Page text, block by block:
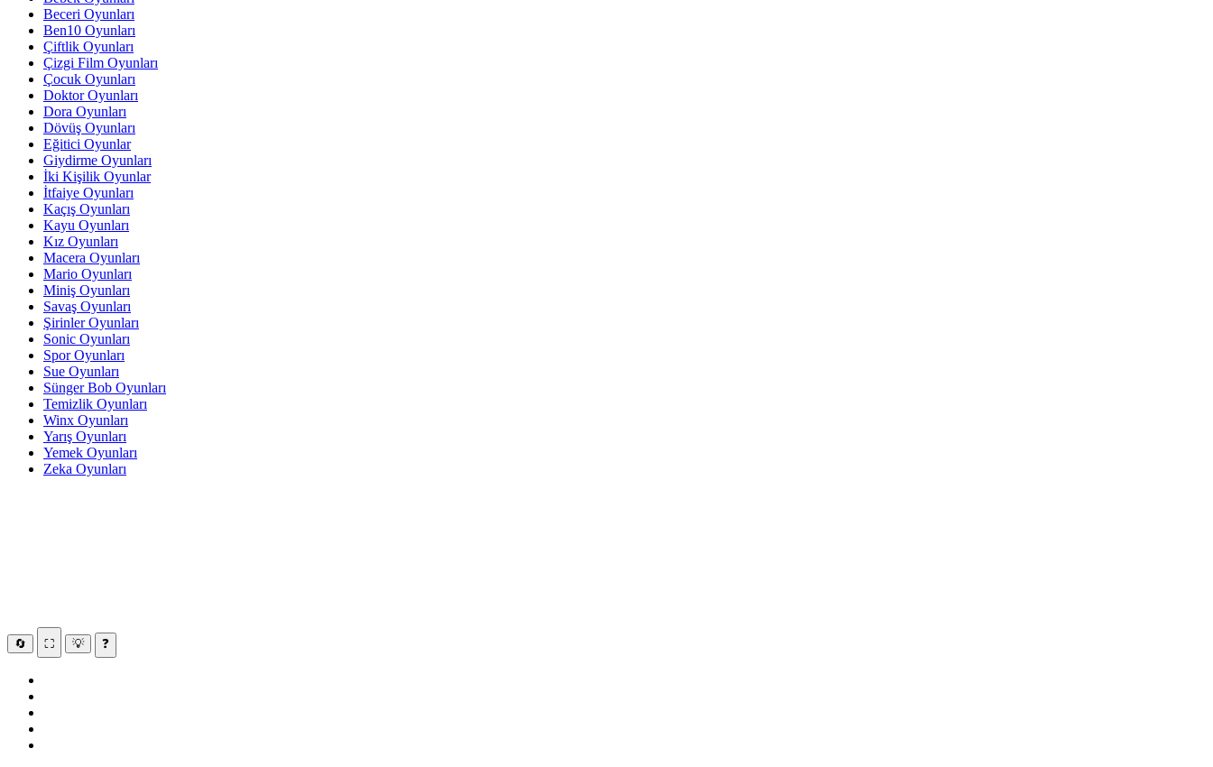
Beceri Oyunları
Ben10 Oyunları
Çiftlik Oyunları
Çizgi Film Oyunları
Çocuk Oyunları
Doktor Oyunları
Dora Oyunları
Dövüş Oyunları
Eğitici Oyunlar
Giydirme Oyunları
İki Kişilik Oyunlar
İtfaiye Oyunları
Kaçış Oyunları
Kayu Oyunları
Kız Oyunları
Macera Oyunları
Mario Oyunları
Miniş Oyunları
Savaş Oyunları
Şirinler Oyunları
Sonic Oyunları
Spor Oyunları
Sue Oyunları
Sünger Bob Oyunları
Temizlik Oyunları
Winx Oyunları
Yarış Oyunları
Yemek Oyunları
Zeka Oyunları
🔄 ⛶ 💡 ❓